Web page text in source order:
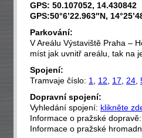
GPS: 50.107052, 14.430842
GPS:50°6’22.963″N,
Parkování:
V Areálu Výstaviště Praha –
míst jak uvnitř areálu, tak na
Spojení:
Tramvaje číslo: 1 12 17 24
Dopravní spojení:
Vyhledání spojení: klikněte
Informace o pražské
Informace o pražské